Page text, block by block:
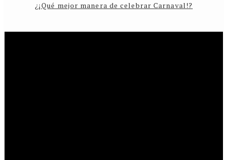
¿¡Qué mejor manera de celebrar Carnaval!?